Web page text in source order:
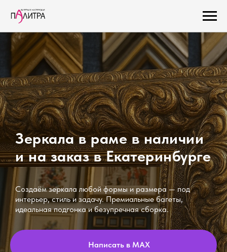
Зеркала в раме в наличии
и на заказ в Екатеринбурге
Создаём зеркала любой формы и размера — под
интерьер, стиль и задачу. Премиальные багеты,
идеальная подгонка и безупречная сборка.
Написать в MAX